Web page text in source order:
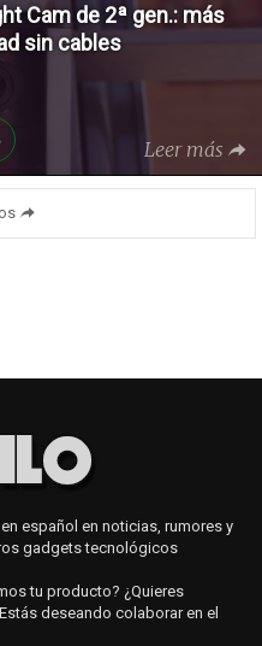
Cam de 2ª gen.: más
sin cables
Leer más
español en noticias, rumores y
gadgets tecnológicos
tu producto? ¿Quieres
deseando colaborar en el